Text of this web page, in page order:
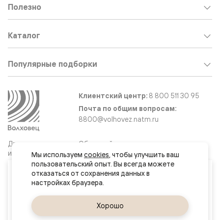
Ваш город
Великий Новгород
Двери
и интерьерные
решения
Полезно
Каталог
Популярные подборки
Клиентский центр: 8 800 511 30 95
Почта по общим вопросам:
8800@volhovez.natm.ru
Обратный звонок
Сайт не является публичной офертой
Правовая информация
Мы используем cookies, чтобы улучшить ваш
пользовательский опыт. Вы всегда можете
отказаться от сохранения данных в
Хорошо